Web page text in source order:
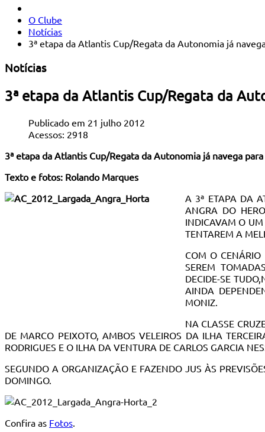
O Clube
Notícias
3ª etapa da Atlantis Cup/Regata da Autonomia já
Notícias
3ª etapa da Atlantis Cup/Regata da
Publicado em 21 julho 2012
Acessos: 2918
3ª etapa da Atlantis Cup/Regata da Autonomia já navega
Texto e fotos: Rolando Marques
A 3ª ETAPA DA
ANGRA DO
INDICAVAM O
TENTAREM A
COM O CENÁRIO
SEREM
DECIDE-SE
AINDA
MONIZ.
NA CLASSE
DE MARCO PEIXOTO, AMBOS VELEIROS DA ILHA
RODRIGUES E O ILHA DA VENTURA DE CARLOS GARCIA
SEGUNDO A ORGANIZAÇÃO E FAZENDO JUS ÀS
DOMINGO.
Confira as Fotos